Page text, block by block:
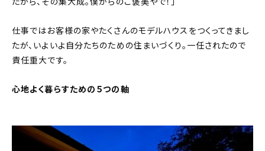
仕事ではお客様の家やたくさんのモデルハウスをつくってきまし
たが、いよいよ自分たちのための住まいづくり。一任されたので
責任重大です。
心地よく暮らすための５つの軸